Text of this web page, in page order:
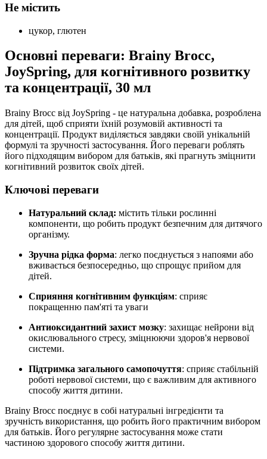
Не містить
цукор, глютен
Основні переваги: Brainy Brocc,
JoySpring, для когнітивного розвитку
та концентрації, 30 мл
Brainy Brocc від JoySpring - це натуральна добавка, розроблена
для дітей, щоб сприяти їхній розумовій активності та
концентрації. Продукт виділяється завдяки своїй унікальній
формулі та зручності застосування. Його переваги роблять
його підходящим вибором для батьків, які прагнуть зміцнити
когнітивний розвиток своїх дітей.
Ключові переваги
Натуральний склад: містить тільки рослинні
компоненти, що робить продукт безпечним для дитячого
організму.
Зручна рідка форма: легко поєднується з напоями або
вживається безпосередньо, що спрощує прийом для
дітей.
Сприяння когнітивним функціям: сприяє
покращенню пам'яті та уваги
Антиоксидантний захист мозку: захищає нейрони від
окислювального стресу, зміцнюючи здоров'я нервової
системи.
Підтримка загального самопочуття: сприяє стабільній
роботі нервової системи, що є важливим для активного
способу життя дитини.
Brainy Brocc поєднує в собі натуральні інгредієнти та
зручність використання, що робить його практичним вибором
для батьків. Його регулярне застосування може стати
частиною здорового способу життя дитини.